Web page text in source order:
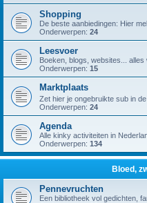
Shopping
De beste aanbiedingen: Hier
Onderwerpen: 24
Leesvoer
Boeken, blogs, websites...
Onderwerpen: 15
Marktplaats
Zet hier je ongebruikte sub in
Onderwerpen: 24
Agenda
Alle kinky activiteiten in
Onderwerpen: 134
Bloed,
Pennevruchten
Een bibliotheek vol gedichten,